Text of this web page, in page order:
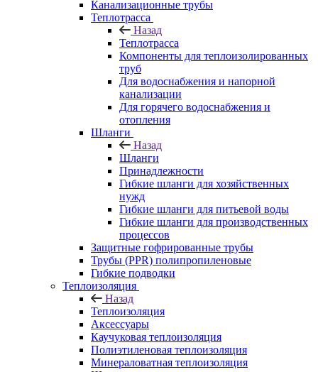
Канализационные трубы
Теплотрасса
Назад
Теплотрасса
Компоненты для теплоизолированных
труб
Для водоснабжения и напорной
канализации
Для горячего водоснабжения и
отопления
Шланги
Назад
Шланги
Принадлежности
Гибкие шланги для хозяйственных
нужд
Гибкие шланги для питьевой воды
Гибкие шланги для производственных
процессов
Защитные гофрированные трубы
Трубы (РРR) полипропиленовые
Гибкие подводки
Теплоизоляция
Назад
Теплоизоляция
Аксессуары
Каучуковая теплоизоляция
Полиэтиленовая теплоизоляция
Минераловатная теплоизоляция